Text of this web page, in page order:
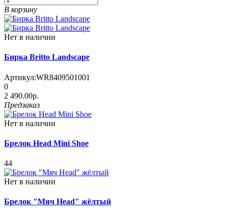
В корзину
Нет в наличии
Бирка Britto Landscape
Артикул:WR8409501001
0
2 490.00р.
Предзаказ
Нет в наличии
Брелок Head Mini Shoe
44
Нет в наличии
Брелок "Мяч Head" жёлтый